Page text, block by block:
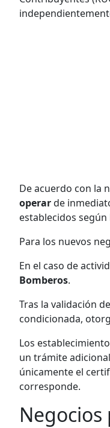
De acuerdo con la
operarde
establecidos según
Para los nuevos
En el caso de
Bomberos.
Tras la validación
condicionada,
Los
un trámite
únicamente el
corresponde.